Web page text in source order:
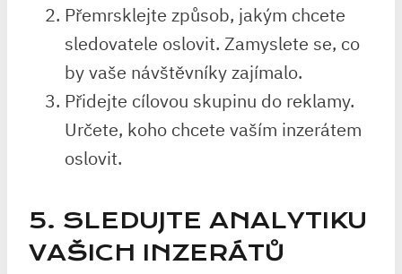
Přemrsklejte způsob, jakým chcete
sledovatele oslovit. Zamyslete se, co
by vaše návštěvníky zajímalo.
Přidejte cílovou skupinu do reklamy.
Určete, koho chcete vaším inzerátem
oslovit.
5. SLEDUJTE ANALYTIKU
VAŠICH INZERÁTŮ